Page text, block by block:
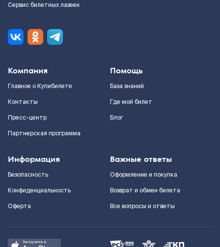
Сервис билетных лазеек
Компания
Главное о Купибилете
Контакты
Пресс-центр
Партнерская программа
Помощь
База знаний
Где мой билет
Блог
Информация
Безопасность
Конфиденциальность
Оферта
Важные ответы
Оформление и покупка
Возврат и обмен билета
Все вопросы и ответы